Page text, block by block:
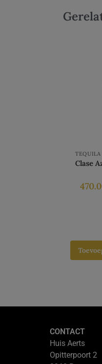
TEQUILA
Clase
CONTACT
Huis Aerts
Opitterpoort 2